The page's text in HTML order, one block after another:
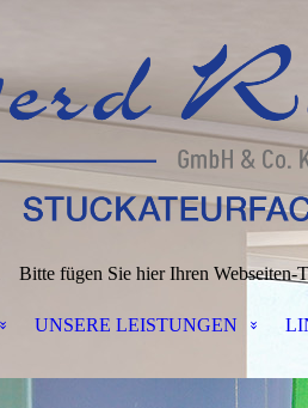
Bitte fügen Sie hier Ihren Webseiten-
UNSERE LEISTUNGEN